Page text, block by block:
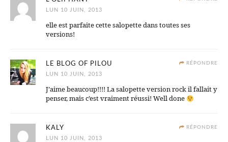
LUN 10 JUIN, 2013
elle est parfaite cette salopette dans toutes ses
versions!
RÉPONDRE
LE BLOG OF PILOU
LUN 10 JUIN, 2013
J’aime beaucoup!!!! La salopette version rock il fallait y
penser, mais c’est vraiment réussi! Well done
RÉPONDRE
KALY
LUN 10 JUIN, 2013